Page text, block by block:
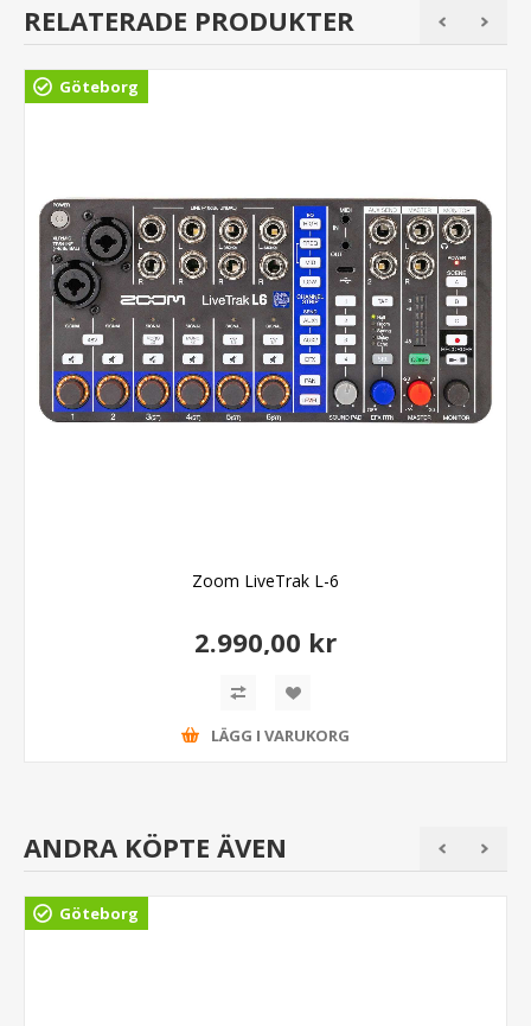
RELATERADE PRODUKTER
Göteborg
Zoom LiveTrak L-6
2.990,00 kr
LÄGG I VARUKORG
ANDRA KÖPTE ÄVEN
Göteborg